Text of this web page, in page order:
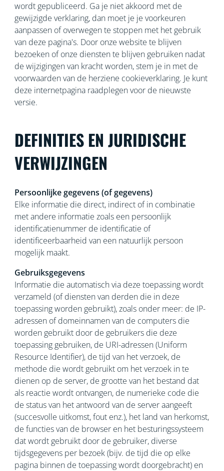
wordt gepubliceerd. Ga je niet akkoord met de
gewijzigde verklaring, dan moet je je voorkeuren
aanpassen of overwegen te stoppen met het gebruik
van deze pagina's. Door onze website te blijven
bezoeken of onze diensten te blijven gebruiken nadat
de wijzigingen van kracht worden, stem je in met de
voorwaarden van de herziene cookieverklaring. Je kunt
deze internetpagina raadplegen voor de nieuwste
versie.
DEFINITIES EN JURIDISCHE
VERWIJZINGEN
Persoonlijke gegevens (of gegevens)
Elke informatie die direct, indirect of in combinatie
met andere informatie zoals een persoonlijk
identificatienummer de identificatie of
identificeerbaarheid van een natuurlijk persoon
mogelijk maakt.
Gebruiksgegevens
Informatie die automatisch via deze toepassing wordt
verzameld (of diensten van derden die in deze
toepassing worden gebruikt), zoals onder meer: de IP-
adressen of domeinnamen van de computers die
worden gebruikt door de gebruikers die deze
toepassing gebruiken, de URI-adressen (Uniform
Resource Identifier), de tijd van het verzoek, de
methode die wordt gebruikt om het verzoek in te
dienen op de server, de grootte van het bestand dat
als reactie wordt ontvangen, de numerieke code die
de status van het antwoord van de server aangeeft
(succesvolle uitkomst, fout enz.), het land van herkomst,
de functies van de browser en het besturingssysteem
dat wordt gebruikt door de gebruiker, diverse
tijdsgegevens per bezoek (bijv. de tijd die op elke
pagina binnen de toepassing wordt doorgebracht) en